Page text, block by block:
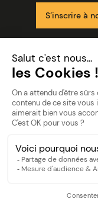
S’inscrire à
Nos solutions
Nos cabinets
Mon espace